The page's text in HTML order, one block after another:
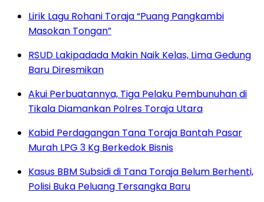
Lirik Lagu Rohani Toraja “Puang Pangkambi
Masokan Tongan”
RSUD Lakipadada Makin Naik Kelas, Lima Gedung
Baru Diresmikan
Akui Perbuatannya, Tiga Pelaku Pembunuhan di
Tikala Diamankan Polres Toraja Utara
Kabid Perdagangan Tana Toraja Bantah Pasar
Murah LPG 3 Kg Berkedok Bisnis
Kasus BBM Subsidi di Tana Toraja Belum Berhenti,
Polisi Buka Peluang Tersangka Baru